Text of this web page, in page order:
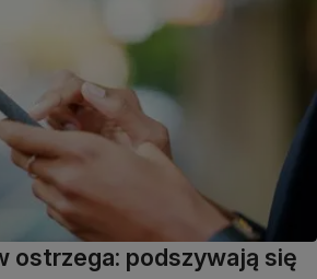
ostrzega: podszywają się